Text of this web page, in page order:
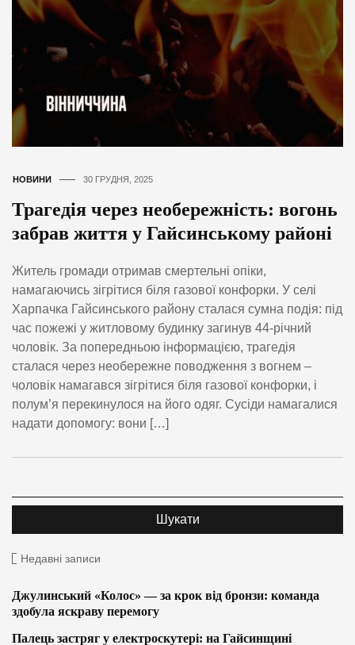
НОВИНИ 30 ГРУДНЯ, 2025
Трагедія через необережність: вогонь
забрав життя у Гайсинському районі
Житель громади отримав смертельні опіки,
намагаючись зігрітися біля газової конфорки. У селі
Харпачка Гайсинського району сталася сумна подія: під
час пожежі у житловому будинку загинув 44-річний
чоловік. За попередньою інформацією, трагедія
сталася через необережне поводження з вогнем –
чоловік намагався зігрітися біля газової конфорки, і
полум’я перекинулося на його одяг. Сусіди намагалися
надати допомогу: вони […]
Недавні записи
Джулинський «Колос» — за крок від бронзи: команда
здобула яскраву перемогу
Палець застряг у електроскутері: на Гайсинщині